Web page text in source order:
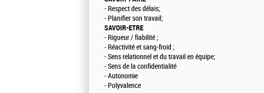
- Respect des délais;
- Planifier son travail;
SAVOIR-ETRE
- Rigueur / fiabilité ;
- Réactivité et sang-froid ;
- Sens relationnel et du travail en équipe;
- Sens de la confidentialité
- Autonomie
- Polyvalence